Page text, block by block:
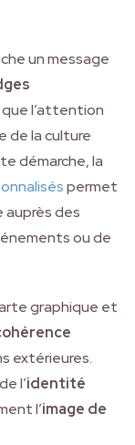
un message
l’attention
de la culture
démarche, la
permet
auprès des
ou de
graphique et
extérieures.
l’identité
l’image de